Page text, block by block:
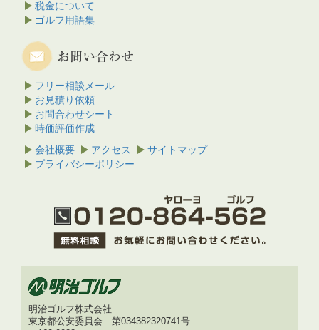
税金について
ゴルフ用語集
フリー相談メール
お見積り依頼
お問合わせシート
時価評価作成
会社概要
アクセス
サイトマップ
プライバシーポリシー
明治ゴルフ株式会社
東京都公安委員会 第034382320741号